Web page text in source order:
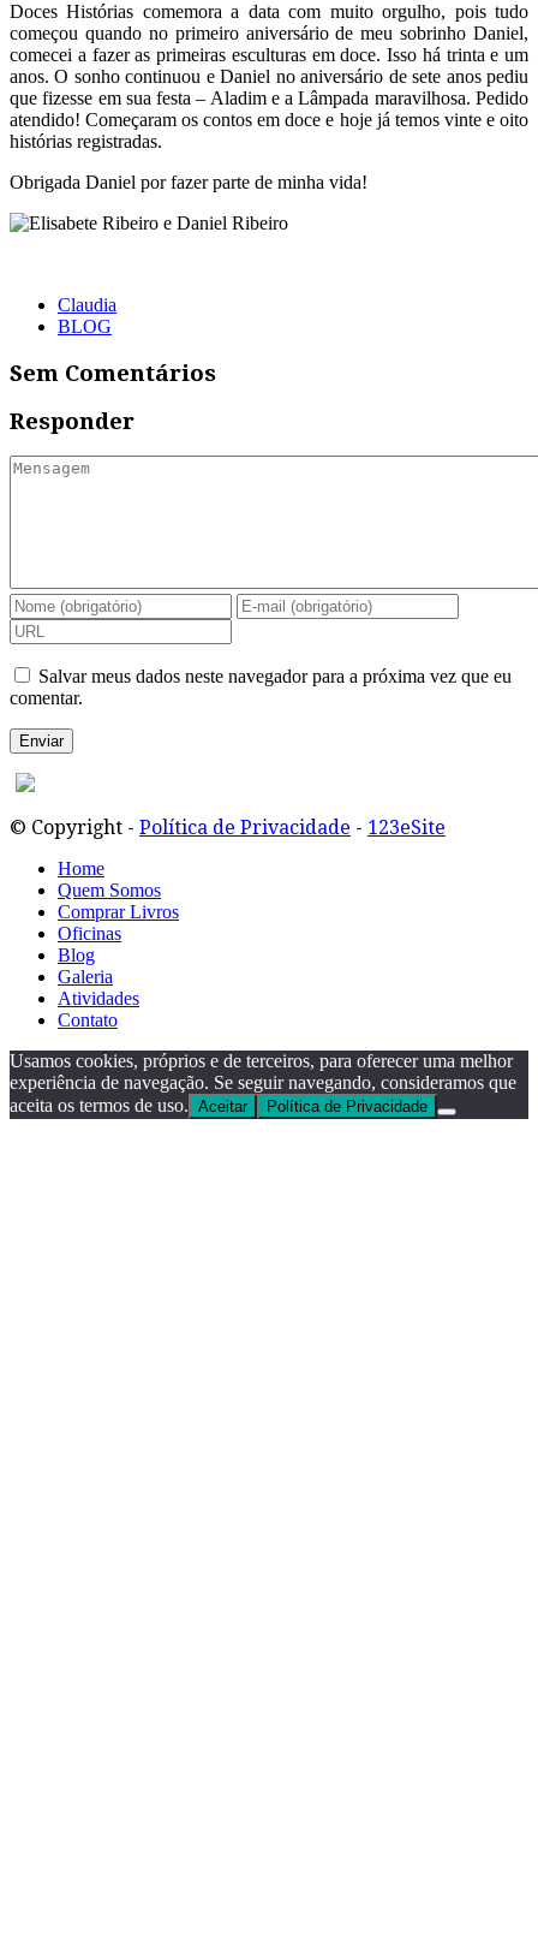
Doces Histórias comemora a data com muito orgulho, pois tudo
começou quando no primeiro aniversário de meu sobrinho Daniel,
comecei a fazer as primeiras esculturas em doce. Isso há trinta e um
anos. O sonho continuou e Daniel no aniversário de sete anos pediu
que fizesse em sua festa – Aladim e a Lâmpada maravilhosa. Pedido
atendido! Começaram os contos em doce e hoje já temos vinte e oito
histórias registradas.
Obrigada Daniel por fazer parte de minha vida!
Claudia
BLOG
Sem Comentários
Responder
Salvar meus dados neste navegador para a próxima vez que eu
comentar.
© Copyright - Política de Privacidade - 123eSite
Home
Quem Somos
Comprar Livros
Oficinas
Blog
Galeria
Atividades
Contato
Usamos cookies, próprios e de terceiros, para oferecer uma melhor
experiência de navegação. Se seguir navegando, consideramos que
aceita os termos de uso. Aceitar Política de Privacidade